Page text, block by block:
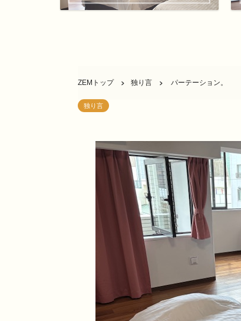
ZEMトップ 独り言 パーテーション。
独り言